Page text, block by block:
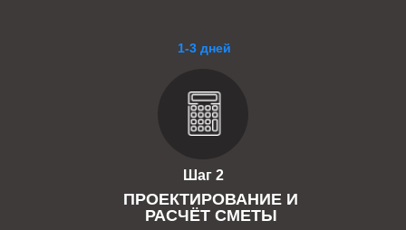
1-3 дней
Шаг 2
ПРОЕКТИРОВАНИЕ И
РАСЧЁТ СМЕТЫ